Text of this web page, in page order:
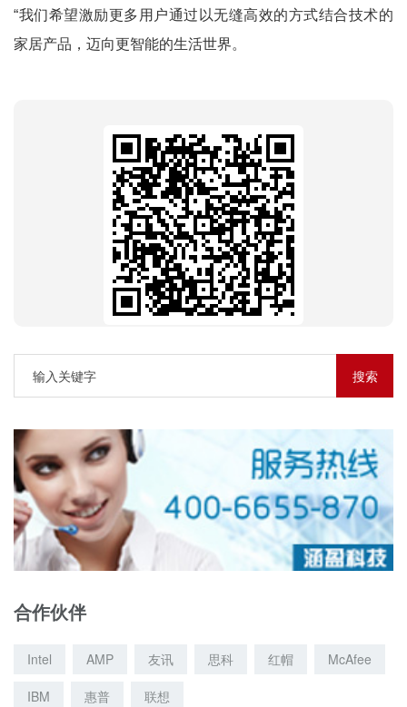
“我们希望激励更多用户通过以无缝高效的方式结合技术的
家居产品，迈向更智能的生活世界。
合作伙伴
Intel AMP 友讯 思科 红帽 McAfee
IBM 惠普 联想